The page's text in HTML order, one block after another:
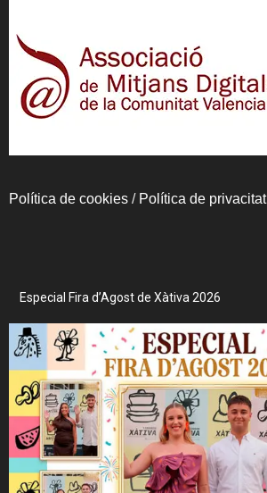
Política de cookies / Política de privacitat
Especial Fira d’Agost de Xàtiva 2026